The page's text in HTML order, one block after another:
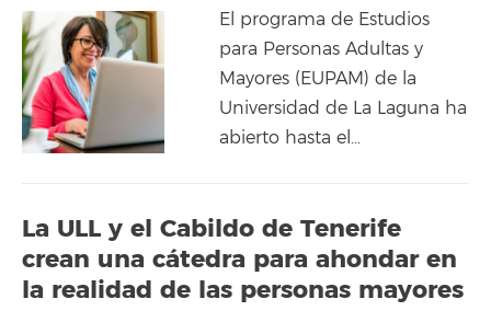
El programa de Estudios
para Personas Adultas y
Mayores (EUPAM) de la
Universidad de La Laguna ha
abierto hasta el…
La ULL y el Cabildo de Tenerife
crean una cátedra para ahondar en
la realidad de las personas mayores